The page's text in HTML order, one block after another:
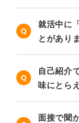
就活中に
とがあり
自己紹介
味にとら
面接で聞